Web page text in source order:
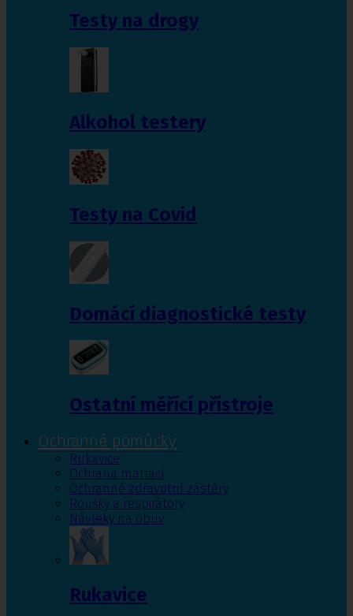
Testy na drogy
Alkohol testery
Testy na Covid
Domácí diagnostické testy
Ostatní měřící přístroje
Ochranné pomůcky
Rukavice
Ochrana matrací
Ochranné zdravotní zástěry
Roušky a respirátory
Návleky na obuv
Rukavice